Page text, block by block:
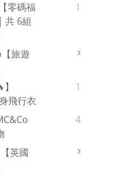
零碼福
共 6組
1
旅遊
飛行衣
1
4
英國